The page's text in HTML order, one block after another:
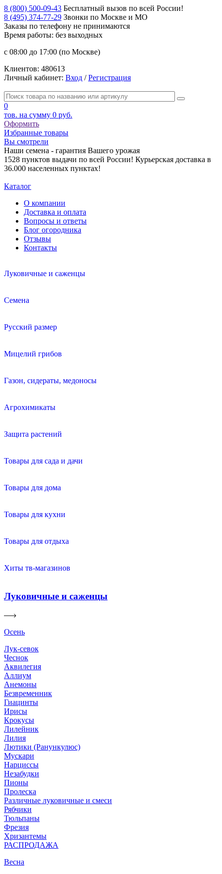
8 (800) 500-09-43 Бесплатный вызов по всей России!
8 (495) 374-77-29 Звонки по Москве и МО
Заказы по телефону не принимаются
Время работы: без выходных
с 08:00 до 17:00 (по Москве)
Клиентов: 480613
Личный кабинет: Вход /Регистрация
0
тов. на сумму 0 руб.
Оформить
Избранные товары
Вы смотрели
Наши семена - гарантия Вашего урожая
1528 пунктов выдачи по всей России! Курьерская доставка в
36.000 населенных пунктах!
Каталог
О компании
Доставка и оплата
Вопросы и ответы
Блог огородника
Отзывы
Контакты
Луковичные и саженцы
Семена
Русский размер
Мицелий грибов
Газон, сидераты, медоносы
Агрохимикаты
Защита растений
Товары для сада и дачи
Товары для дома
Товары для кухни
Товары для отдыха
Хиты тв-магазинов
Луковичные и саженцы
Осень
Лук-севок
Чеснок
Аквилегия
Аллиум
Анемоны
Безвременник
Гиацинты
Ирисы
Крокусы
Лилейник
Лилия
Лютики (Ранункулюс)
Мускари
Нарцисcы
Незабудки
Пионы
Пролеска
Различные луковичные и смеси
Рябчики
Тюльпаны
Фрезия
Хризантемы
РАСПРОДАЖА
Весна